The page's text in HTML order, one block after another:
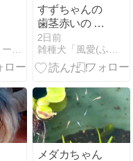
乳癌と闘うベリーダンサー ミスリーナゆきえ
すずちゃんの
歯茎赤いの ま
だ消えぬ
2日前
雑種犬「風愛(ふう)」のひとりごと
メダカちゃん